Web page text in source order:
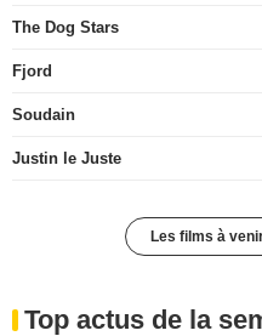
The Dog Stars
Fjord
Soudain
Justin le Juste
Les films à
Top actus de la